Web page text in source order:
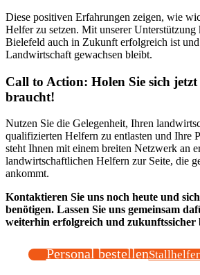
Diese positiven Erfahrungen zeigen, wie
Helfer zu setzen. Mit unserer
Bielefeld auch in Zukunft erfolgreich ist
Landwirtschaft gewachsen bleibt.
Call to Action: Holen Sie sich
braucht!
Nutzen Sie die Gelegenheit, Ihren
qualifizierten Helfern zu entlasten und Ihre
steht Ihnen mit einem breiten Netzwerk an
landwirtschaftlichen Helfern zur Seite, die
ankommt.
Kontaktieren Sie uns noch heute und
benötigen. Lassen Sie uns gemeinsam
weiterhin erfolgreich und zukunftssicher
Personal bestellen